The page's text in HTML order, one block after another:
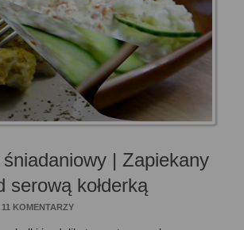
| Zapiekany
serową kołderką
11 KOMENTARZY